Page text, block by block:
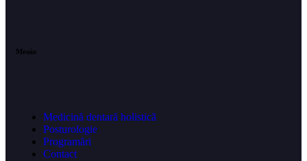
Meniu
Medicină dentară holistică
Posturologie
Programări
Contact